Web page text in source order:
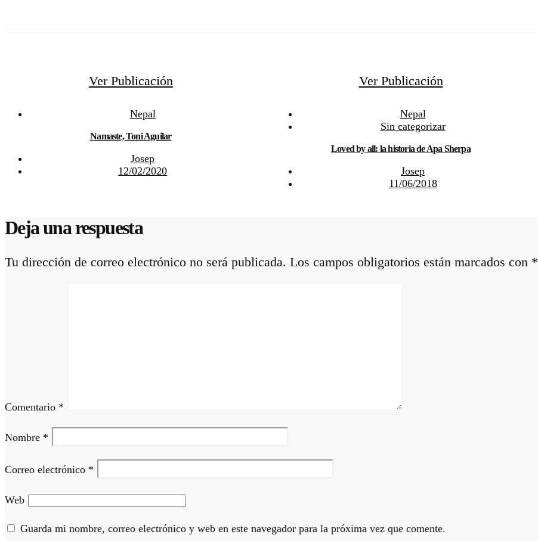
Ver Publicación
Nepal
Namaste, Toni Aguilar
Josep
12/02/2020
Ver Publicación
Nepal
Sin categorizar
Loved by all: la historia de Apa Sherpa
Josep
11/06/2018
Deja una respuesta
Tu dirección de correo electrónico no será publicada. Los campos obligatorios están marcados con *
Comentario *
Nombre *
Correo electrónico *
Web
Guarda mi nombre, correo electrónico y web en este navegador para la próxima vez que comente.